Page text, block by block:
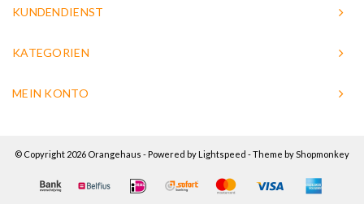
KUNDENDIENST
KATEGORIEN
MEIN KONTO
© Copyright 2026 Orangehaus - Powered by Lightspeed - Theme byShopmonkey